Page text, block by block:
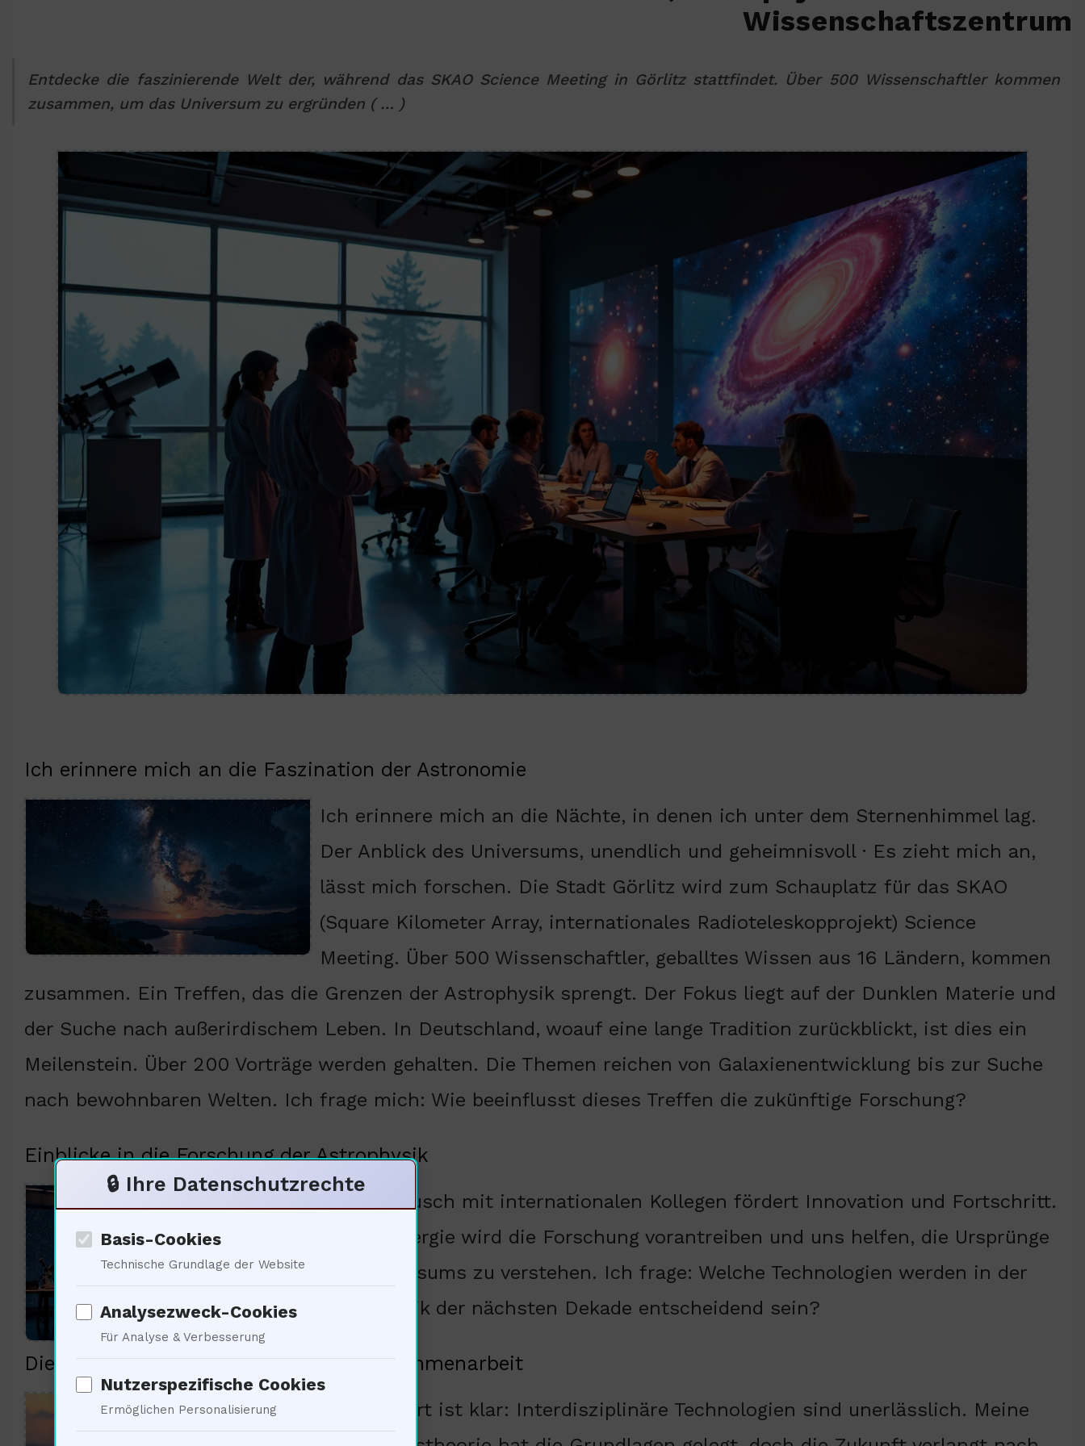
Wissenschaftszentrum
Entdecke die faszinierende Welt der, während das SKAO Science Meeting in Görlitz stattfindet. Über 500 Wissenschaftler kommen
zusammen, um das Universum zu ergründen ( … )
Ich erinnere mich an die Faszination der Astronomie
Ich erinnere mich an die Nächte, in denen ich unter dem Sternenhimmel lag.
Der Anblick des Universums, unendlich und geheimnisvoll · Es zieht mich an,
lässt mich forschen. Die Stadt Görlitz wird zum Schauplatz für das SKAO
(Square Kilometer Array, internationales Radioteleskopprojekt) Science
Meeting. Über 500 Wissenschaftler, geballtes Wissen aus 16 Ländern, kommen
zusammen. Ein Treffen, das die Grenzen der Astrophysik sprengt. Der Fokus liegt auf der Dunklen Materie und
der Suche nach außerirdischem Leben. In Deutschland, woauf eine lange Tradition zurückblickt, ist dies ein
Meilenstein. Über 200 Vorträge werden gehalten. Die Themen reichen von Galaxienentwicklung bis zur Suche
nach bewohnbaren Welten. Ich frage mich: Wie beeinflusst dieses Treffen die zukünftige Forschung?
Einblicke in die Forschung der Astrophysik
Der Austausch mit internationalen Kollegen fördert Innovation und Fortschritt.
Diese Synergie wird die Forschung vorantreiben und uns helfen, die Ursprünge
des Universums zu verstehen. Ich frage: Welche Technologien werden in der
Astrophysik der nächsten Dekade entscheidend sein?
Die Bedeutung der internationalen Zusammenarbeit
Die Antwort ist klar: Interdisziplinäre Technologien sind unerlässlich. Meine
🔒 Ihre Datenschutzrechte
Basis-Cookies
Technische Grundlage der Website
Analysezweck-Cookies
Für Analyse & Verbesserung
Nutzerspezifische Cookies
Ermöglichen Personalisierung